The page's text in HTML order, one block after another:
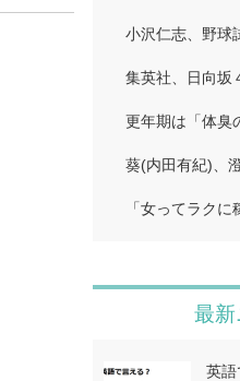
小沢仁志、野球
集英社、日向坂
更年期は「体臭
葵(内田有紀)、
「女ってラク
最新
英語